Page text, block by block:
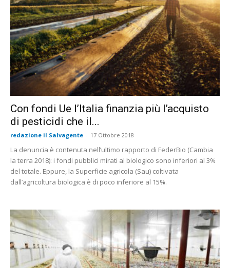
Con fondi Ue l’Italia finanzia più l’acquisto
di pesticidi che il...
redazione il Salvagente - 17 Ottobre 2018
La denuncia è contenuta nell’ultimo rapporto di FederBio (Cambia
la terra 2018): i fondi pubblici mirati al biologico sono inferiori al 3%
del totale. Eppure, la Superficie agricola (Sau) coltivata
dall’agricoltura biologica è di poco inferiore al 15%.